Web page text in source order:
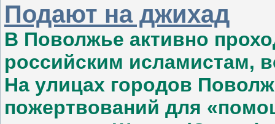
Подают на джихад
В Поволжье активно
российским
На улицах городов
пожертвований для